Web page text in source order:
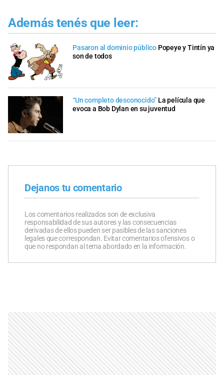
Además tenés que leer:
Pasaron al dominio público Popeye y Tintín ya
son de todos
“Un completo desconocido” La película que
evoca a Bob Dylan en su juventud
Dejanos tu comentario
Los comentarios realizados son de exclusiva
responsabilidad de sus autores y las consecuencias
derivadas de ellos pueden ser pasibles de las sanciones
legales que correspondan. Evitar comentarios ofensivos o
que no respondan al tema abordado en la información.